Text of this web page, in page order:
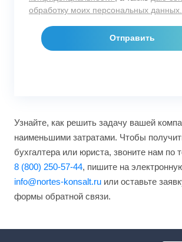
обработку моих персональных данных.
Узнайте, как решить задачу вашей
наименьшими затратами. Чтобы
бухгалтера или юриста, звоните нам по
8 (800) 250-57-44, пишите на
info@nortes-konsalt.ru или оставьте
формы обратной связи.